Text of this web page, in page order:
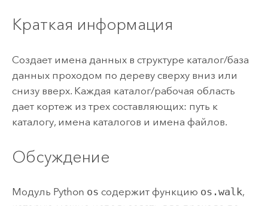
Краткая информация
Создает имена данных в структуре каталог/база
данных проходом по дереву сверху вниз или
снизу вверх. Каждая каталог/рабочая область
дает кортеж из трех составляющих: путь к
каталогу, имена каталогов и имена файлов.
Обсуждение
Модуль Python os содержит функцию os.walk,